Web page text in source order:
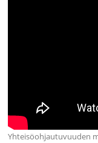
Yhteisöohjautuvuuden